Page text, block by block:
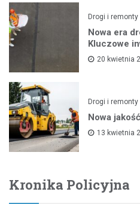
Drogi i remonty
Nowa era
Kluczowe
20 kwietnia
Drogi i remonty
Nowa
13 kwietnia
Kronika Policyjna